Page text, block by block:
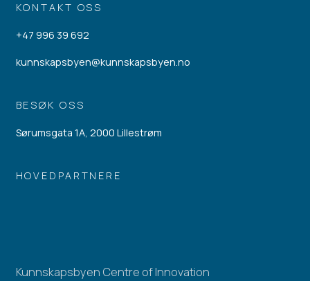
KONTAKT OSS
+47 996 39 692
kunnskapsbyen@kunnskapsbyen.no
BESØK OSS
Sørumsgata 1A, 2000 Lillestrøm
HOVEDPARTNERE
Kunnskapsbyen Centre of Innovation